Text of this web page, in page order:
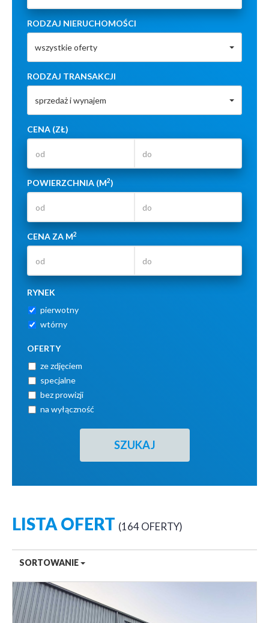
RODZAJ NIERUCHOMOŚCI
wszystkie oferty
RODZAJ TRANSAKCJI
sprzedaż i wynajem
CENA (ZŁ)
POWIERZCHNIA (M2)
CENA ZA M2
RYNEK
pierwotny
wtórny
OFERTY
ze zdjęciem
specjalne
bez prowizji
na wyłączność
LISTA OFERT 164 OFERTY
SORTOWANIE